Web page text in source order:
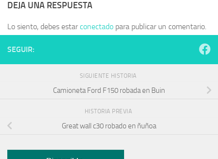
DEJA UNA RESPUESTA
Lo siento, debes estarconectado para publicar un comentario.
SEGUIR:
SIGUIENTE HISTORIA
Camioneta Ford F150 robada en Buin
HISTORIA PREVIA
Great wall c30 robado en ñuñoa